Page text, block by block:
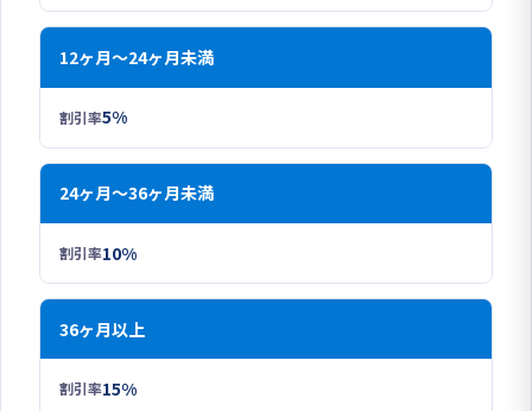
12ヶ月～24ヶ月未満
5%
24ヶ月～36ヶ月未満
10%
36ヶ月以上
15%